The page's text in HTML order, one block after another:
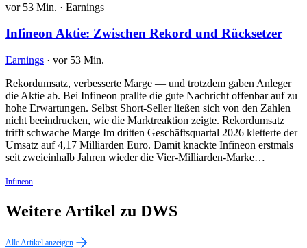
vor 53 Min. · Earnings
Infineon Aktie: Zwischen Rekord und Rücksetzer
Earnings · vor 53 Min.
Rekordumsatz, verbesserte Marge — und trotzdem gaben Anleger
die Aktie ab. Bei Infineon prallte die gute Nachricht offenbar auf zu
hohe Erwartungen. Selbst Short-Seller ließen sich von den Zahlen
nicht beeindrucken, wie die Marktreaktion zeigte. Rekordumsatz
trifft schwache Marge Im dritten Geschäftsquartal 2026 kletterte der
Umsatz auf 4,17 Milliarden Euro. Damit knackte Infineon erstmals
seit zweieinhalb Jahren wieder die Vier-Milliarden-Marke…
Infineon
Weitere Artikel zu DWS
Alle Artikel anzeigen